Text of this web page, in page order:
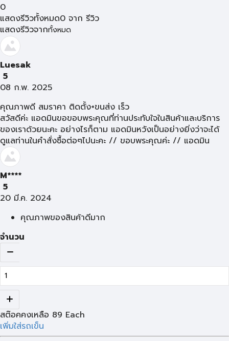
0
แสดงรีวิวทั้งหมด0 จาก รีวิว
แสดงรีวิวจากทั้งหมด
Luesak
5
08 ก.พ. 2025
คุณภาพดี สมราคา ติดตั้ง+ขนส่ง เร็ว
สวัสดีค่ะ แอดมินขอขอบพระคุณที่ท่านประทับใจในสินค้าและบริการ
ของเราด้วยนะคะ อย่างไรก็ตาม แอดมินหวังเป็นอย่างยิ่งว่าจะได้
ดูแลท่านในคำสั่งซื้อต่อๆไปนะคะ // ขอบพระคุณค่ะ // แอดมิน
M****
5
20 มี.ค. 2024
คุณภาพของสินค้าดีมาก
จำนวน
สต๊อคคงเหลือ 89 Each
เพิ่มใส่รถเข็น